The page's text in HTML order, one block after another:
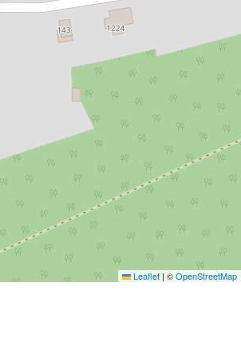
Leaflet | ©OpenStreetMap